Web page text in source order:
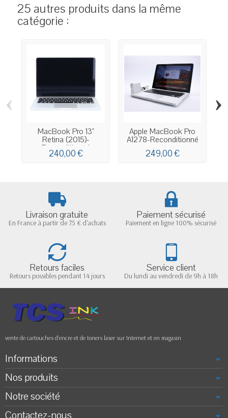
25 autres produits dans la même
catégorie :
MacBook Pro 13"
Retina (2015)-
Reconditionné
240,00 €
Apple MacBook Pro
A1278-Reconditionné
249,00 €
‹ ›
Livraison gratuite
En France à partir de 75 € d'achats
Paiement sécurisé
Paiement en ligne 100% sécurisé
Retours faciles
Retours possibles pendant 14 jours
Service client
Du lundi au vendredi de 9h à 18h
vente de cartouches d'encre et de toners laser sur Internet et en magasin
Informations
Nos produits
Notre société
Contactez-nous